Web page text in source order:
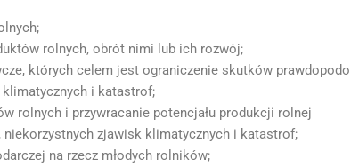
rolnych, obrót nimi lub ich rozwój;
których celem jest ograniczenie skutków
klimatycznych i katastrof;
rolnych i przywracanie potencjału produkcji rolnej
zjawisk klimatycznych i katastrof;
na rzecz młodych rolników;